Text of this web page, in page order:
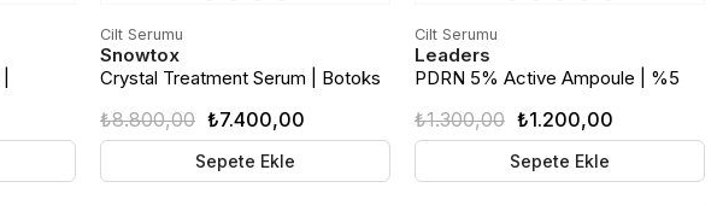
Cilt Serumu
Snowtox
Crystal Treatment Serum | Botoks
₺7.400,00
₺8.800,00
Sepete Ekle
Cilt Serumu
Leaders
PDRN 5% Active Ampoule | %5
Serum | 30ml₺1.200,00
₺1.300,00
Sepete Ekle